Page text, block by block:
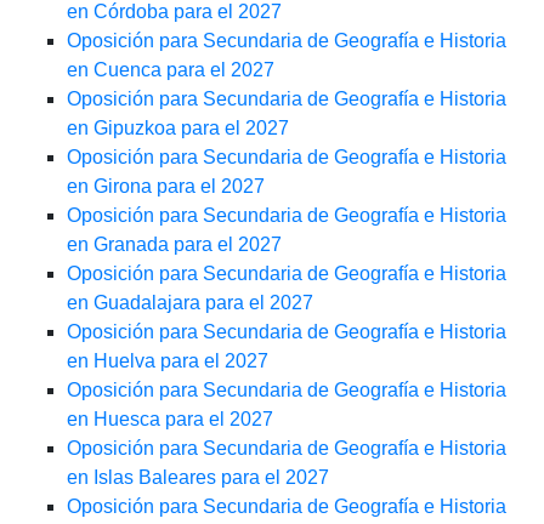
en Córdoba para el 2027
Oposición para Secundaria de Geografía e Historia
en Cuenca para el 2027
Oposición para Secundaria de Geografía e Historia
en Gipuzkoa para el 2027
Oposición para Secundaria de Geografía e Historia
en Girona para el 2027
Oposición para Secundaria de Geografía e Historia
en Granada para el 2027
Oposición para Secundaria de Geografía e Historia
en Guadalajara para el 2027
Oposición para Secundaria de Geografía e Historia
en Huelva para el 2027
Oposición para Secundaria de Geografía e Historia
en Huesca para el 2027
Oposición para Secundaria de Geografía e Historia
en Islas Baleares para el 2027
Oposición para Secundaria de Geografía e Historia